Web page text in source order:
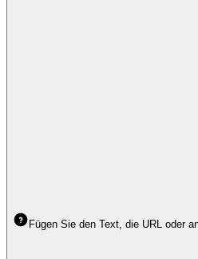
Fügen Sie den Text, die URL oder